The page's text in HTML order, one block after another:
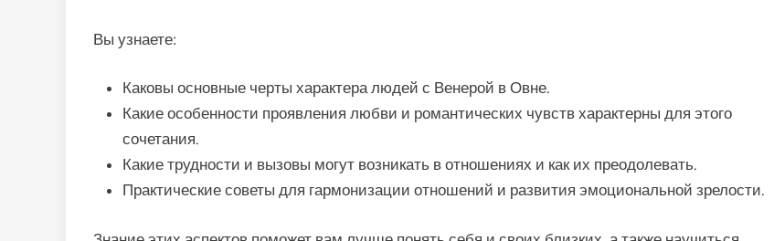
Вы узнаете:
Каковы основные черты характера людей с Венерой в Овне.
Какие особенности проявления любви и романтических чувств характерны для этого
сочетания.
Какие трудности и вызовы могут возникать в отношениях и как их преодолевать.
Практические советы для гармонизации отношений и развития эмоциональной зрелости.